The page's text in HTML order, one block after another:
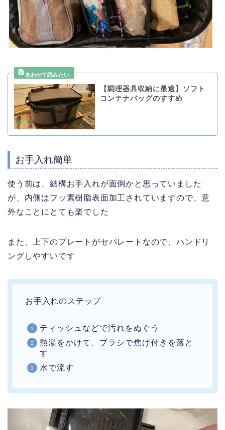
【調理器具収納に最適】ソフト
コンテナバッグのすすめ
お手入れ簡単
使う前は、結構お手入れが面倒かと思っていました
が、内側はフッ素樹脂表面加工されていますので、意
外なことにとても楽でした
また、上下のプレートがセパレートなので、ハンドリ
ングしやすいです
お手入れのステップ
ティッシュなどで汚れをぬぐう
熱湯をかけて、ブラシで焦げ付きを落と
す
水で流す